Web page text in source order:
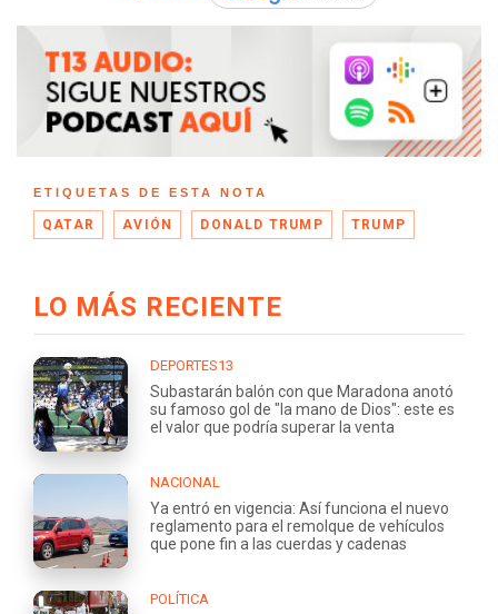
ETIQUETAS DE ESTA NOTA
QATAR AVIÓN DONALD TRUMP TRUMP
LO MÁS RECIENTE
DEPORTES13
Subastarán balón con que Maradona anotó
su famoso gol de "la mano de Dios": este es
el valor que podría superar la venta
NACIONAL
Ya entró en vigencia: Así funciona el nuevo
reglamento para el remolque de vehículos
que pone fin a las cuerdas y cadenas
POLÍTICA